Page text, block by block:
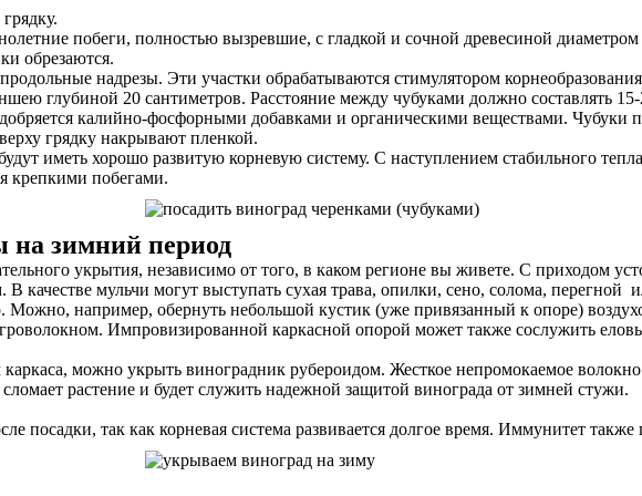
побеги, полностью вызревшие, с гладкой и сочной древесиной
обрезаются.
надрезы. Эти участки обрабатываются стимулятором
глубиной 20 сантиметров. Расстояние между чубуками должно составлять
калийно-фосфорными добавками и органическими веществами.
грядку накрывают пленкой.
иметь хорошо развитую корневую систему. С наступлением стабильного
крепкими побегами.
зимний период
укрытия, независимо от того, в каком регионе вы живете. С приходом
качестве мульчи могут выступать сухая трава, опилки, сено, солома, перегной
Можно, например, обернуть небольшой кустик (уже привязанный к опоре)
Импровизированной каркасной опорой может также сослужить
каркаса, можно укрыть виноградник рубероидом. Жесткое непромокаемое
растение и будет служить надежной защитой винограда от зимней стужи.
посадки, так как корневая система развивается долгое время. Иммунитет